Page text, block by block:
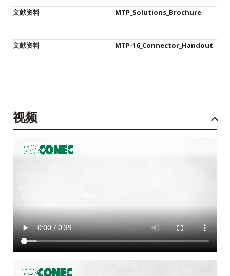
文献资料 MTP_Solutions_Brochure
文献资料 MTP-16_Connector_Handout
视频